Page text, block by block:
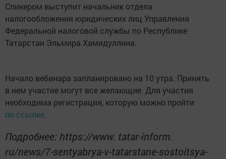
Спикером выступит начальник отдела
налогообложения юридических лиц Управления
Федеральной налоговой службы по Республике
Татарстан Эльмира Хамидуллина.
Начало вебинара запланировано на 10 утра. Принять
в нем участие могут все желающие. Для участия
необходима регистрация, которую можно пройти
по ссылке.
Подробнее: https://www. tatar-inform.
ru/news/7-sentyabrya-v-tatarstane-sostoitsya-